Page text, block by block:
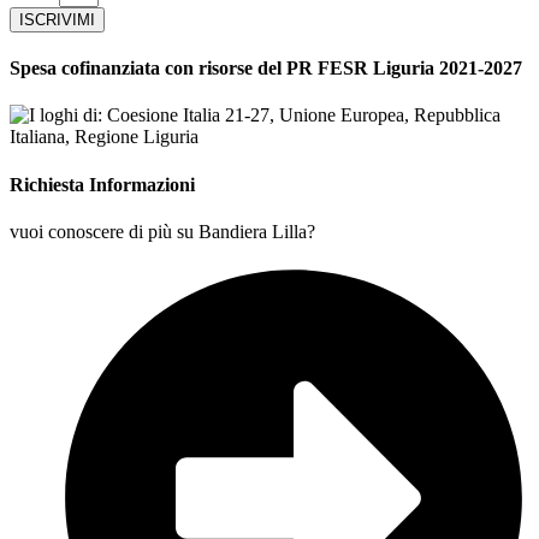
ISCRIVIMI
Spesa cofinanziata con risorse del PR FESR Liguria 2021-2027
Richiesta Informazioni
vuoi conoscere di più su Bandiera Lilla?